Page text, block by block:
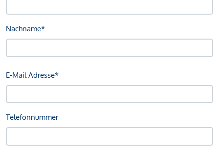
Nachname*
E-Mail Adresse*
Telefonnummer